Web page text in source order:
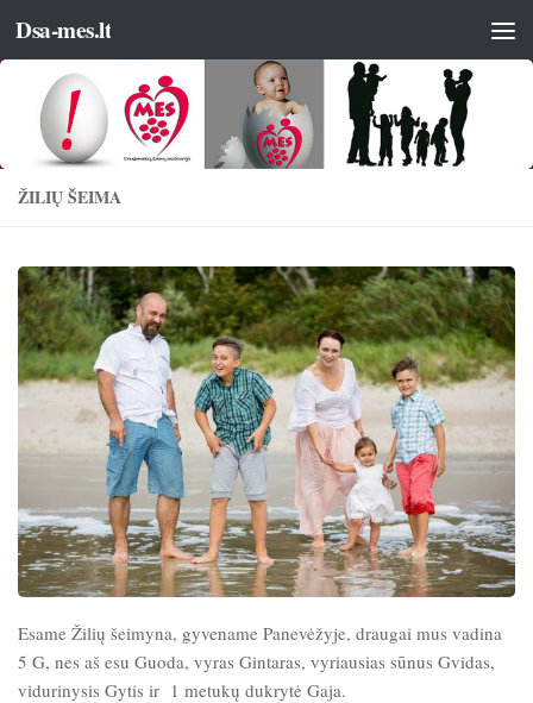
Dsa-mes.lt
ŽILIŲ ŠEIMA
Esame Žilių šeimyna, gyvename Panevėžyje, draugai mus vadina
5 G, nes aš esu Guoda, vyras Gintaras, vyriausias sūnus Gvidas,
vidurinysis Gytis ir 1 metukų dukrytė Gaja.